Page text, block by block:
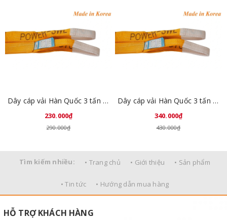
Dây cáp vải Hàn Quốc 3 tấn 2 mét
230.000₫
290.000₫
Dây cáp vải Hàn Quốc 3 tấn 3 mét
340.000₫
430.000₫
Tìm kiếm nhiều: • Trang chủ • Giới thiệu • Sản phẩm
• Tin tức • Hướng dẫn mua hàng
HỖ TRỢ KHÁCH HÀNG